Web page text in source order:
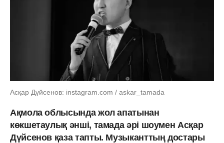
Асқар Дүйсенов: instagram.com / askar_tamada
Ақмола облысында жол апатынан
көкшетаулық әнші, тамада әрі шоумен Асқар
Дүйсенов қаза тапты. Музыканттың достары